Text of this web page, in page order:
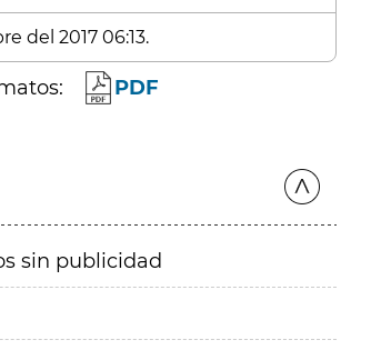
del 2017 06:13.
PDF
sin publicidad